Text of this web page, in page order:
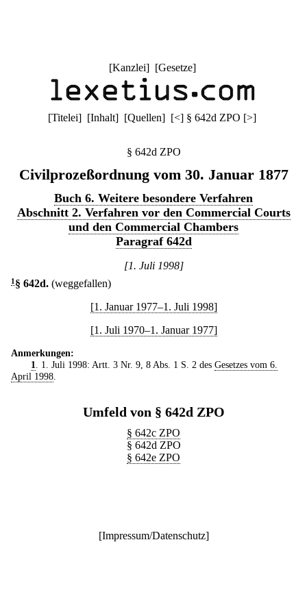
[Kanzlei] [Gesetze]
[Titelei] [Inhalt] [Quellen] [<] § 642d ZPO [>]
§ 642d ZPO
Civilprozeßordnung vom 30. Januar 1877
Buch 6. Weitere besondere Verfahren
Abschnitt 2. Verfahren vor den Commercial Courts
und den Commercial Chambers
Paragraf 642d
[1. Juli 1998]
1 § 642d. (weggefallen)
[1. Januar 1977–1. Juli 1998]
[1. Juli 1970–1. Januar 1977]
Anmerkungen:
1
. 1. Juli 1998: Artt. 3 Nr. 9, 8 Abs. 1 S. 2 des Gesetzes vom 6.
April 1998
Umfeld von § 642d ZPO
§ 642c ZPO
§ 642d ZPO
§ 642e ZPO
[Impressum/Datenschutz]